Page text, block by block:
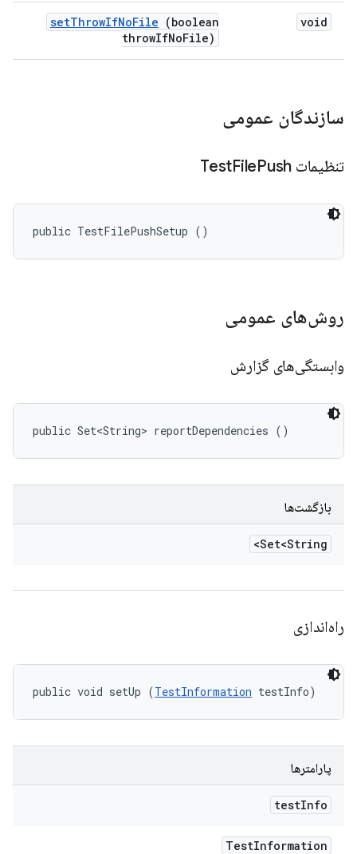
void
setThrowIfNoFile (boolean
throwIfNoFile)
سازندگان عمومی
تنظیمات Test FilePush
public TestFilePushSetup ()
روش‌های عمومی
وابستگی‌های گزارش
public Set<String> reportDependencies ()
بازگشت‌ها
Set<String>
راه‌اندازی
public void setUp (TestInformation testInfo)
پارامترها
testInfo
TestInformation